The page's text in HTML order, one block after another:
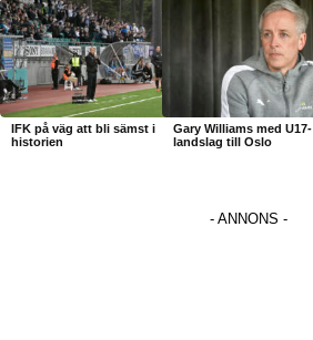
IFK på väg att bli sämst i
historien
Gary Williams med U17-
landslag till Oslo